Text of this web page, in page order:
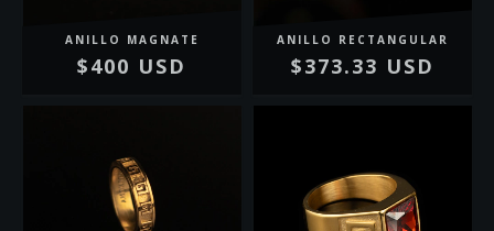
ANILLO MAGNATE
$400 USD
ANILLO RECTANGULAR
$373.33 USD